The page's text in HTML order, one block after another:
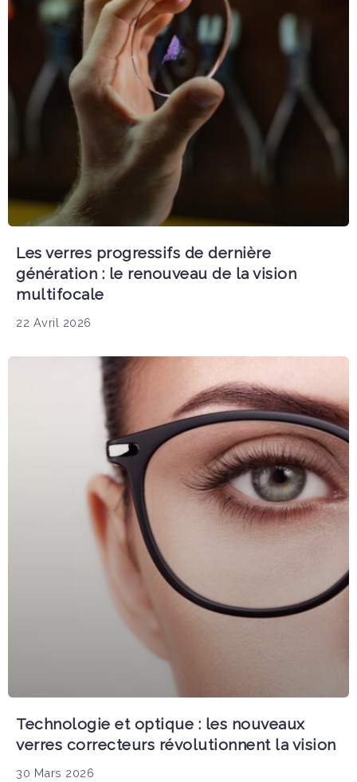
Les verres progressifs de dernière
génération : le renouveau de la vision
multifocale
22 Avril 2026
Technologie et optique : les nouveaux
verres correcteurs révolutionnent la vision
30 Mars 2026